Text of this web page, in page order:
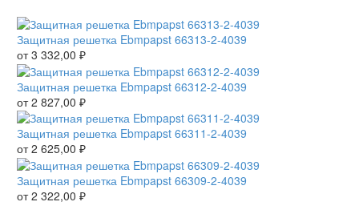
Защитная решетка Ebmpapst 66313-2-4039
от3 332,00 ₽
Защитная решетка Ebmpapst 66312-2-4039
от2 827,00 ₽
Защитная решетка Ebmpapst 66311-2-4039
от2 625,00 ₽
Защитная решетка Ebmpapst 66309-2-4039
от2 322,00 ₽